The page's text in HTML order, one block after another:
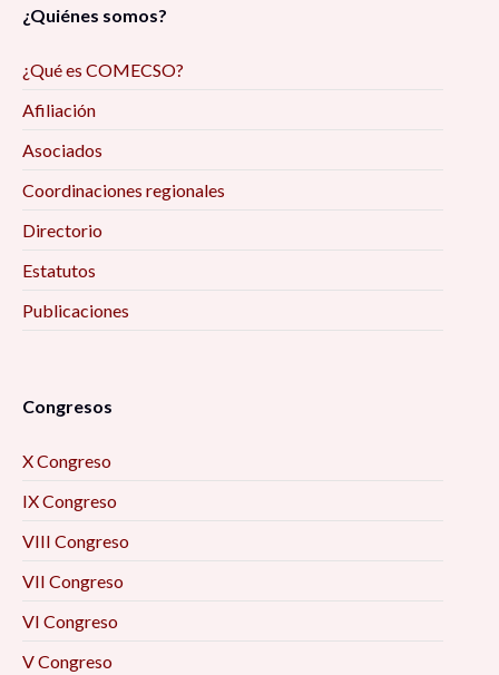
¿Quiénes somos?
¿Qué es COMECSO?
Afiliación
Asociados
Coordinaciones regionales
Directorio
Estatutos
Publicaciones
Congresos
X Congreso
IX Congreso
VIII Congreso
VII Congreso
VI Congreso
V Congreso